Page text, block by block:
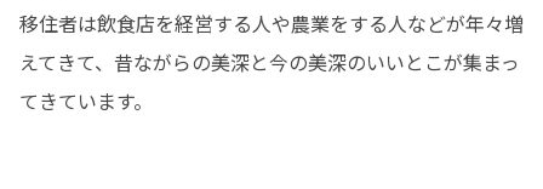
移住者は飲食店を経営する人や農業をする人などが年々増
えてきて、昔ながらの美深と今の美深のいいとこが集まっ
てきています。